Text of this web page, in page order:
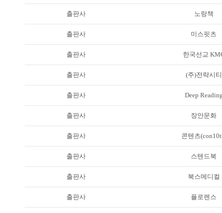
출판사 노랑책
출판사 미스핏츠
출판사 한국선교
출판사 (주)전략시티
출판사 Deep
출판사 장안문화
출판사 콘텐츠
출판사 스텐드북
출판사 북스메디컬
출판사 플로렌스